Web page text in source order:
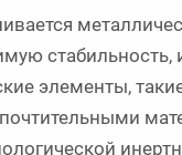
элементы,